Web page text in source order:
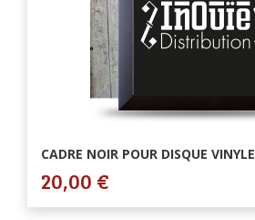
CADRE NOIR POUR DISQUE VINYLE
20,00 €